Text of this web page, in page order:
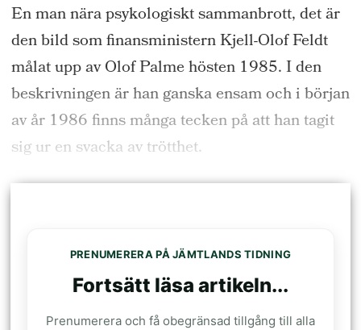
En man nära psykologiskt sammanbrott, det är
den bild som finansministern Kjell-Olof Feldt
målat upp av Olof Palme hösten 1985. I den
beskrivningen är han ganska ensam och i början
av år 1986 finns många tecken på att han tagit
sig ur en svacka av trötthet.
PRENUMERERA PÅ JÄMTLANDS TIDNING
Fortsätt läsa artikeln...
Prenumerera och få obegränsad tillgång till alla